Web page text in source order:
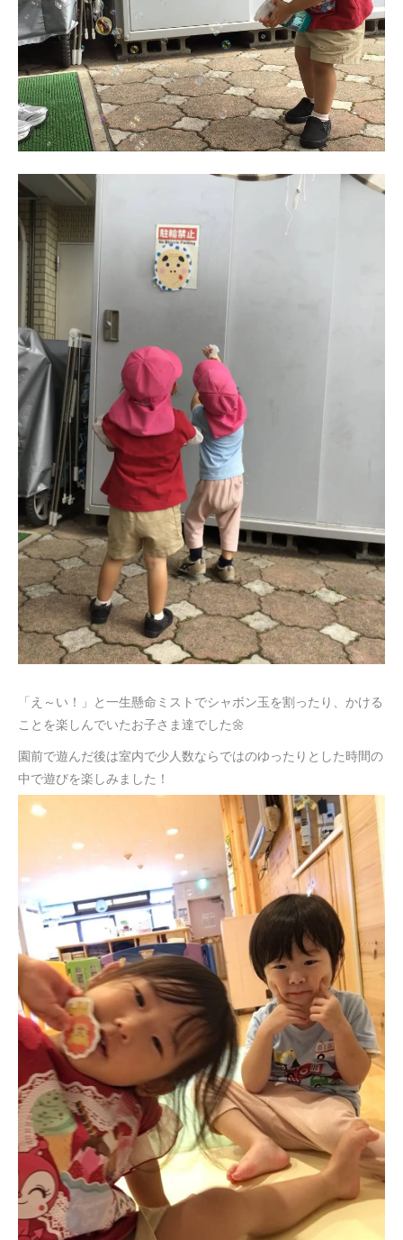
「え～い！」と一生懸命ミストでシャボン玉を割ったり、かける
ことを楽しんでいたお子さま達でした🌼
園前で遊んだ後は室内で少人数ならではのゆったりとした時間の
中で遊びを楽しみました！